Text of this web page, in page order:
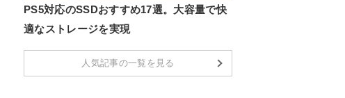
PS5対応のSSDおすすめ17選。大容量で快
適なストレージを実現
人気記事の一覧を見る